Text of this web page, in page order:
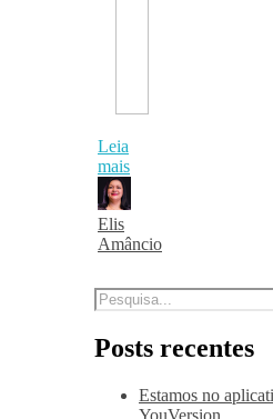
Leia
mais
Elis
Amâncio
Posts recentes
Estamos no
YouVersion